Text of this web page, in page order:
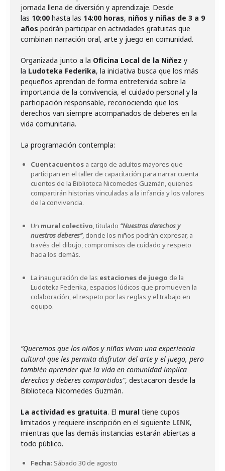
jornada llena de diversión y aprendizaje. Desde
las 10:00 hasta las 14:00 horas, niños y niñas de 3 a 9
años podrán participar en actividades gratuitas que
combinan narración oral, arte y juego en comunidad.
Organizada junto a la Oficina Local de la Niñez y
la Ludoteka Federika, la iniciativa busca que los más
pequeños aprendan de forma entretenida sobre la
importancia de la convivencia, el cuidado personal y la
participación responsable, reconociendo que los
derechos van siempre acompañados de deberes en la
vida comunitaria.
Cuentacuentos a cargo de adultos mayores que
participan en el taller de capacitación para narrar cuenta
cuentos de la Biblioteca Nicomedes Guzmán, quienes
compartirán historias vinculadas a la infancia y los valores
de la convivencia.
Un mural colectivo, titulado “Nuestros derechos y
nuestros deberes”, donde los niños podrán expresar, a
través del dibujo, compromisos de cuidado y respeto
hacia los demás.
La inauguración de las estaciones de juego de la
Ludoteka Federika, espacios lúdicos que promueven la
colaboración, el respeto por las reglas y el trabajo en
equipo.
“Queremos que los niños y niñas vivan una experiencia
cultural que les permita disfrutar del arte y el juego, pero
también aprender que la vida en comunidad implica
derechos y deberes compartidos”, destacaron desde la
Biblioteca Nicomedes Guzmán.
La actividad es gratuita. El mural tiene cupos
limitados y requiere inscripción en el siguiente LINK,
mientras que las demás instancias estarán abiertas a
Fecha: Sábado 30 de agosto